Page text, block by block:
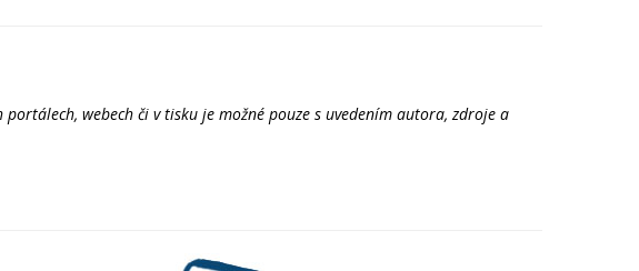
webech či v tisku je možné pouze s uvedením autora, zdroje a